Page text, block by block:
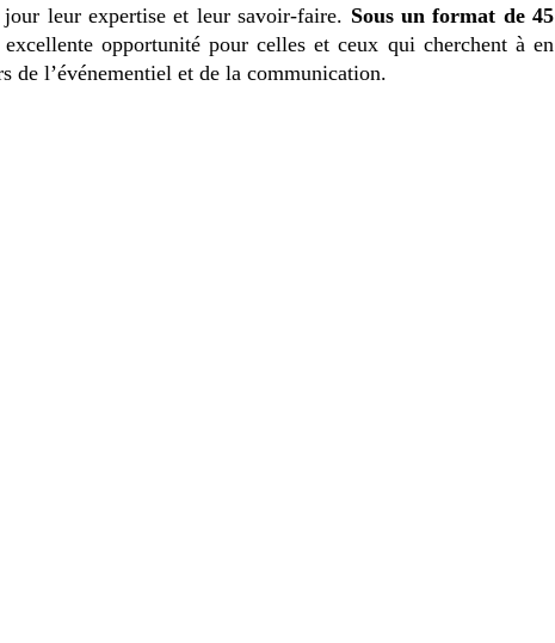
leur expertise et leur savoir-faire. Sous un format de 45
opportunité pour celles et ceux qui cherchent à en
de l’événementiel et de la communication.